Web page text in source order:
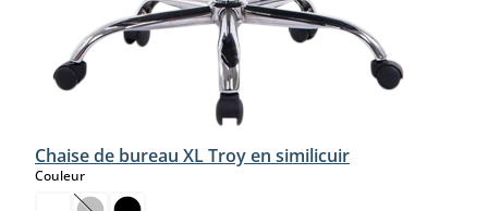
Chaise de bureau XL Troy en similicuir
Couleurselect